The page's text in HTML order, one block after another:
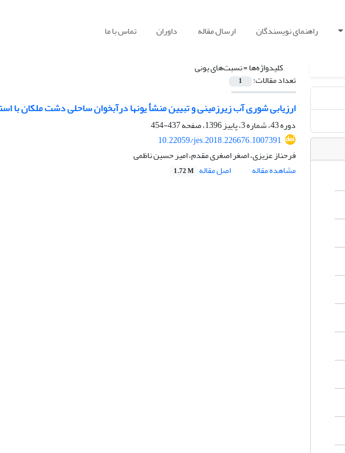
راهنمای نویسندگان ارسال مقاله داوران تماس با ما
کلیدواژه‌ها =نسبت‌های یونی
تعداد مقالات: 1
ارزیابی شوری آب زیرزمینی و تبیین منشأ یونها درآبخوان ساحلی دشت ملکان با
دوره 43، شماره 3، پاییز 1396، صفحه
437-454
10.22059/jes.2018.226676.1007391
فرحناز عزیزی، اصغر اصغری مقدم، امیر حسین ناظمی
مشاهده مقاله
اصل مقاله 1.72 M